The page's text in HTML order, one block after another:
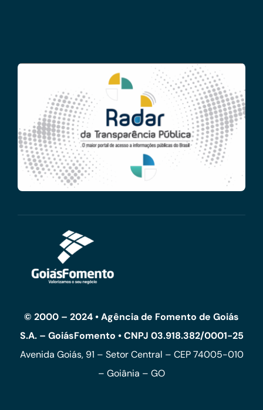
© 2000 – 2024 • Agência de Fomento de Goiás
S.A. – GoiásFomento • CNPJ 03.918.382/0001-25
Avenida Goiás, 91 – Setor Central – CEP 74005-010
– Goiânia – GO